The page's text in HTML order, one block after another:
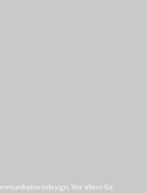
Vor allem für